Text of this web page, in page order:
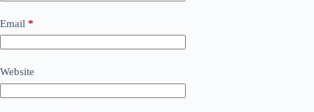
Email *
Website